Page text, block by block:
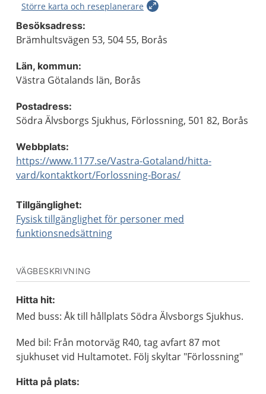
Större karta och reseplanerare
Besöksadress:
Brämhultsvägen 53, 504 55, Borås
Län, kommun:
Västra Götalands län, Borås
Postadress:
Södra Älvsborgs Sjukhus, Förlossning, 501 82, Borås
Webbplats:
https://www.1177.se/Vastra-Gotaland/hitta-
vard/kontaktkort/Forlossning-Boras/
Tillgänglighet:
Fysisk tillgänglighet för personer med
funktionsnedsättning
VÄGBESKRIVNING
Hitta hit:
Med buss: Åk till hållplats Södra Älvsborgs Sjukhus.
Med bil: Från motorväg R40, tag avfart 87 mot
sjukhuset vid Hultamotet. Följ skyltar "Förlossning"
Hitta på plats: